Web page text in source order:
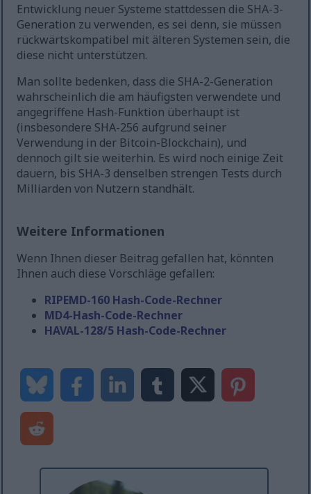
Entwicklung neuer Systeme stattdessen die SHA-3-
Generation zu verwenden, es sei denn, sie müssen
rückwärtskompatibel mit älteren Systemen sein, die
diese nicht unterstützen.
Man sollte bedenken, dass die SHA-2-Generation
wahrscheinlich die am häufigsten verwendete und
angegriffene Hash-Funktion überhaupt ist
(insbesondere SHA-256 aufgrund seiner
Verwendung in der Bitcoin-Blockchain), und
dennoch gilt sie weiterhin. Es wird noch einige Zeit
dauern, bis SHA-3 denselben strengen Tests durch
Milliarden von Nutzern standhält.
Weitere Informationen
Wenn Ihnen dieser Beitrag gefallen hat, könnten
Ihnen auch diese Vorschläge gefallen:
RIPEMD-160 Hash-Code-Rechner
MD4-Hash-Code-Rechner
HAVAL-128/5 Hash-Code-Rechner